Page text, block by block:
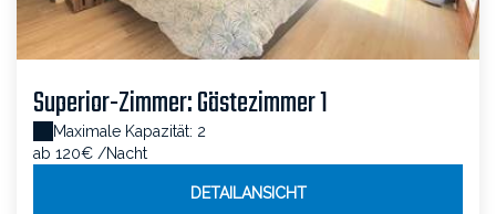
Superior-Zimmer: Gästezimmer 1
Maximale Kapazität: 2
ab 120€ /Nacht
DETAILANSICHT